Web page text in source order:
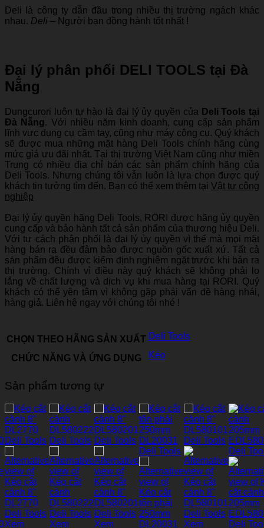
Deli là công ty dẫn đầu trong nhiều thị trường ngách khác
nhau. Deli – Người bạn đồng hành tốt nhất !
Đại lý phân phối DELI TOOLS tại Đà
Nẵng
Dungcurori luôn tự hào là đại lý ủy quyền của Deli Tools tại
Đà Nẵng. Với nhiều năm kinh doanh, cung cấp sản phẩm
lĩnh vực dụng cụ cầm tay, cũng như máy công cụ. Quý khách
sẽ được mua những mặt hàng Deli Tools chính hãng cùng
mức giá ưu đãi nhất. Tại thị trường Việt Nam cũng như miền
Trung có nhiều địa chỉ bán các sản phẩm chính hãng của
Deli Tools. Nhưng chúng tôi vẫn luôn là lựa chọn được quý
khách tin tưởng tìm đến. Bạn có thể xem thêm tại Vật tư công
nghiệp
Đại lý ủy quyền hãng Deli Tools, RORI được hãng ủy quyền
cung cấp và bảo hành tất cả sản phẩm của thương hiệu Deli.
Với tư cách phân phối là đại lý ủy quyền vì thế mà mọi mặt
hàng bán ra đều đảm bảo được nguồn gốc xuất xứ. Tất cả
sản phẩm đều được kiểm định nghiêm ngặt trước khi bán ra
thị trường. Chính vì điều này quý khách sẽ không phải lo
lắng về chất lượng và dịch vụ khi mua hàng tại RORI. Quý
khách có thể yên tâm vì không gặp phải vấn đề hàng nhái,
hàng giả. Liên hệ ngay với chúng tôi nhé !
CHỌN THEO HÃNG SẢN XUẤT Deli Tools
CHỨC NĂNG VÀ ỨNG DỤNG Kéo
Sản phẩm tương tự
Xem
Xem
Xem
Xem